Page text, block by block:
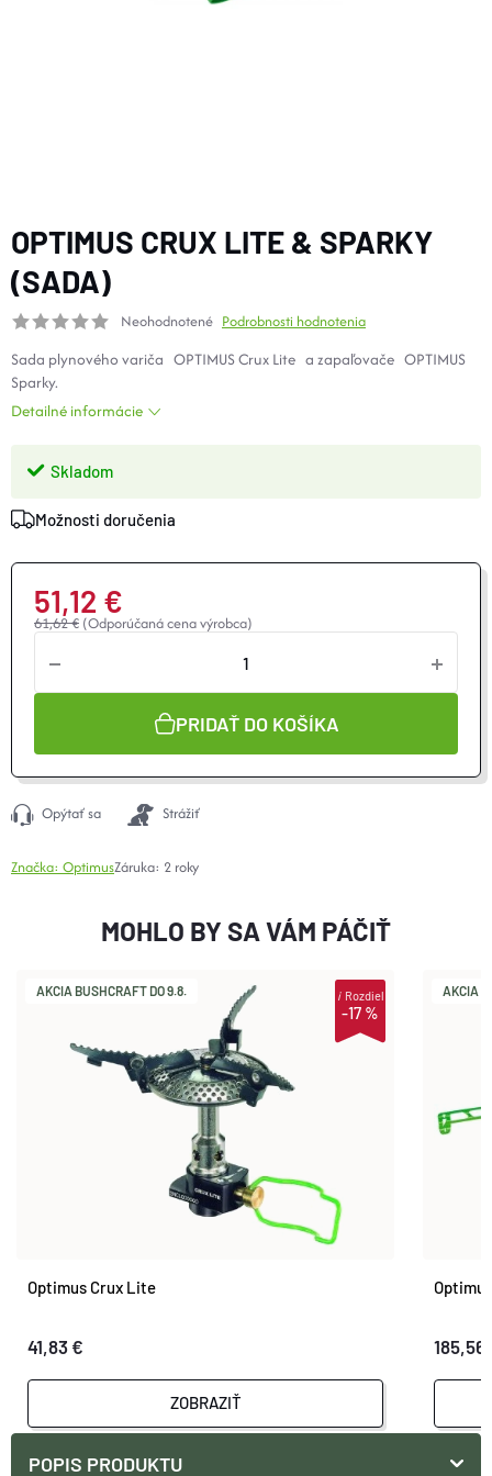
CYKLISTIKA
Obchodné podmienky
Podmienky ochrany osobných údajov
Kontakty
Veľkostné tabuľky
OPTIMUS CRUX LITE & SPARKY
(SADA)
Neohodnotené Podrobnosti hodnotenia
Sada plynového variča OPTIMUS Crux Lite a zapaľovače OPTIMUS
Sparky.
Detailné informácie
Skladom
Možnosti doručenia
61,62 € (Odporúčaná cena výrobca)
51,12 €
Jednotková
PRIDAŤ DO KOŠÍKA
Opýtať sa Strážiť
Značka: OptimusZáruka: 2 roky
MOHLO BY SA VÁM PÁČIŤ
AKCIA BUSHCRAFT DO 9.8.
-17 %
iRozdiel
Optimus Crux Lite
41,83 €
ZOBRAZIŤ
AKCIA
185,56
POPIS PRODUKTU